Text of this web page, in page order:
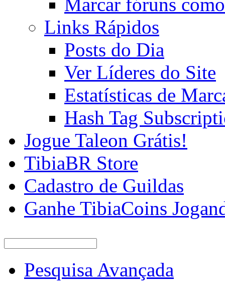
Links Rápidos
Posts do Dia
Ver Líderes do Site
Estatísticas de
Hash Tag
Jogue Taleon Grátis!
TibiaBR Store
Cadastro de Guildas
Ganhe TibiaCoins
Pesquisa Avançada